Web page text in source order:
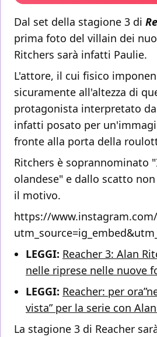
Dal set della stagione 3 di
prima foto del villain dei
Ritchers sarà infatti Paulie.
L'attore, il cui fisico
sicuramente all'altezza di
protagonista interpretato
infatti posato per
fronte alla porta della
Ritchers è soprannominato
olandese" e dallo scatto
il motivo.
https://www.instagram.com/
LEGGI: Reacher 3: Alan
nelle riprese nelle nuove
LEGGI: Reacher: per
vista” per la serie con
La stagione 3 di Reacher